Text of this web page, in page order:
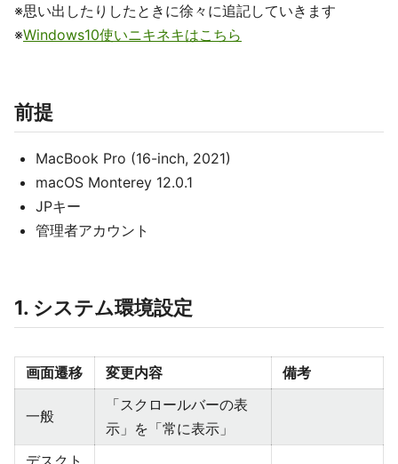
※思い出したりしたときに徐々に追記していきます
※Windows10使いニキネキはこちら
前提
MacBook Pro (16-inch, 2021)
macOS Monterey 12.0.1
JPキー
管理者アカウント
1. システム環境設定
画面遷移 変更内容 備考
一般
「スクロールバーの表
示」を「常に表示」
デスクト